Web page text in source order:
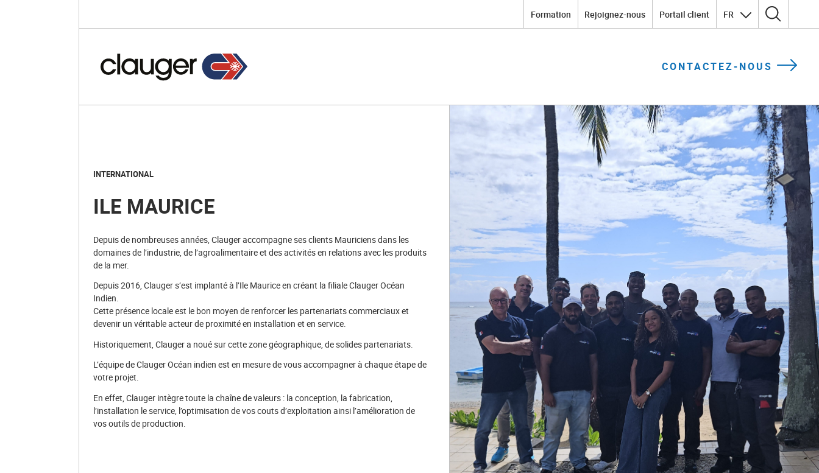
Formation Rejoignez-nous Portail client FR Rechercher :
CONTACTEZ-NOUS
INTERNATIONAL
ILE MAURICE
Depuis de nombreuses années, Clauger accompagne ses clients Mauriciens dans les
domaines de l’industrie, de l’agroalimentaire et des activités en relations avec les produits
de la mer.
Depuis 2016, Clauger s’est implanté à l’Ile Maurice en créant la filiale Clauger Océan
Indien.
Cette présence locale est le bon moyen de renforcer les partenariats commerciaux et
devenir un véritable acteur de proximité en installation et en service.
Historiquement, Clauger a noué sur cette zone géographique, de solides partenariats.
L’équipe de Clauger Océan indien est en mesure de vous accompagner à chaque étape de
votre projet.
En effet, Clauger intègre toute la chaîne de valeurs : la conception, la fabrication,
l’installation le service, l’optimisation de vos couts d’exploitation ainsi l’amélioration de
vos outils de production.